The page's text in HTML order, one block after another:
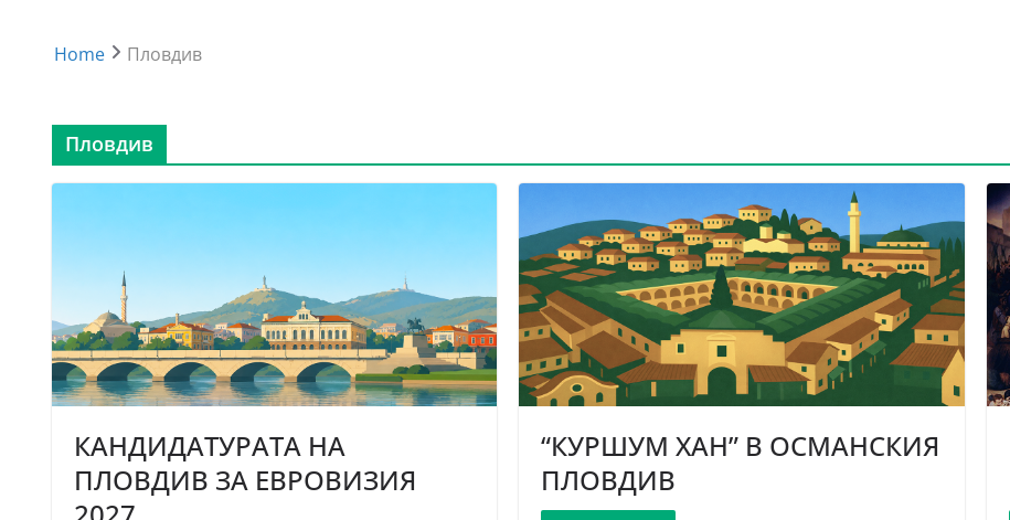
Home Пловдив
Пловдив
КАНДИДАТУРАТА НА
ПЛОВДИВ ЗА ЕВРОВИЗИЯ
“КУРШУМ ХАН” В ОСМАНСКИЯ
ПЛОВДИВ